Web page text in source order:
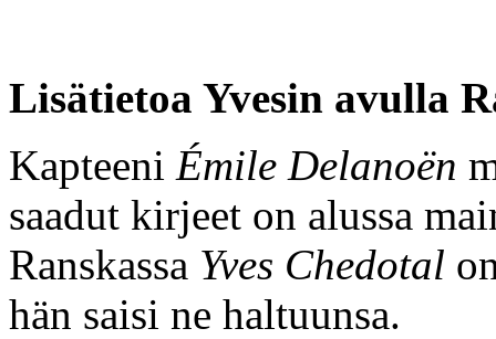
Lisätietoa Yvesin avulla
Kapteeni Émile Delanoën
saadut kirjeet on alussa
Ranskassa Yves Chedotal
hän saisi ne haltuunsa.